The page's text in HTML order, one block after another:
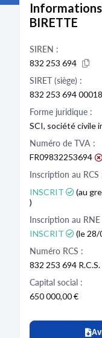
BIRETTE
SIREN :
832 253 694
SIRET (siège) :
832 253 694 00018
Forme juridique :
SCI, société civile
Numéro de TVA :
FR09832253694
Inscription au RCS
INSCRIT
(au
)
Inscription au RNE
INSCRIT
(le 28/
Numéro RCS :
832 253 694
Capital social :
650 000,00 €